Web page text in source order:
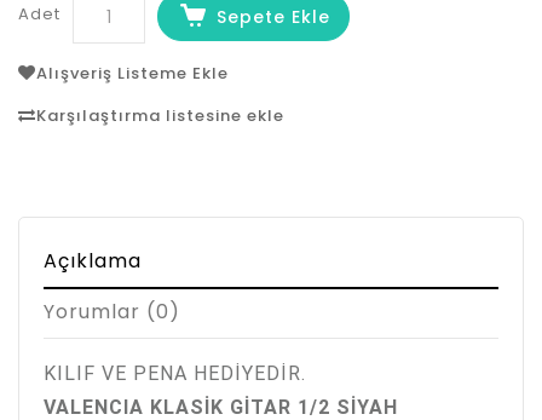
Adet Sepete Ekle
Alışveriş Listeme Ekle
Karşılaştırma listesine ekle
Açıklama
Yorumlar (0)
KILIF VE PENA HEDİYEDİR.
VALENCIA KLASİK GİTAR 1/2 SİYAH